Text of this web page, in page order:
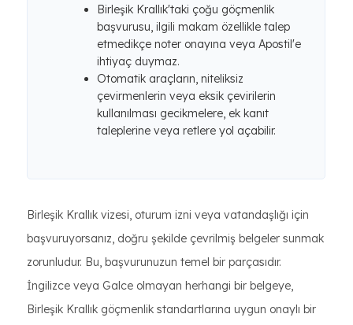
Birleşik Krallık'taki çoğu göçmenlik
başvurusu, ilgili makam özellikle talep
etmedikçe noter onayına veya Apostil'e
ihtiyaç duymaz.
Otomatik araçların, niteliksiz
çevirmenlerin veya eksik çevirilerin
kullanılması gecikmelere, ek kanıt
taleplerine veya retlere yol açabilir.
Birleşik Krallık vizesi, oturum izni veya vatandaşlığı için
başvuruyorsanız, doğru şekilde çevrilmiş belgeler sunmak
zorunludur. Bu, başvurunuzun temel bir parçasıdır.
İngilizce veya Galce olmayan herhangi bir belgeye,
Birleşik Krallık göçmenlik standartlarına uygun onaylı bir